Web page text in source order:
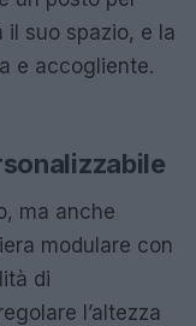
suo spazio, e la
e accogliente.
ma anche
modulare con
di
l’altezza